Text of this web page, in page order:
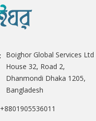
Boighor Global Services Ltd
House 32, Road 2,
Dhanmondi Dhaka 1205,
Bangladesh
+8801905536011